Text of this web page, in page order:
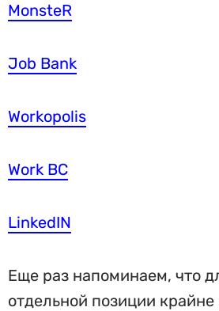
MonsteR
Job Bank
Workopolis
Work BC
LinkedIN
Еще раз напоминаем, что
отдельной позиции